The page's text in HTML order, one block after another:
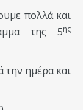
πολλά και
της 5ης
την ημέρα και